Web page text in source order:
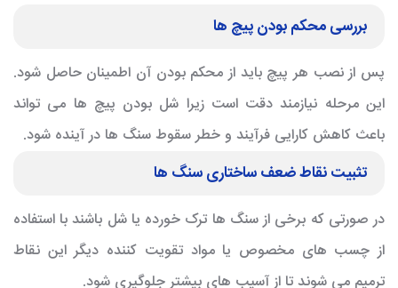
بررسی محکم بودن پیچ ها
پس از نصب هر پیچ باید از محکم بودن آن اطمینان حاصل شود.
این مرحله نیازمند دقت است زیرا شل بودن پیچ ها می تواند
باعث کاهش کارایی فرآیند و خطر سقوط سنگ ها در آینده شود.
تثبیت نقاط ضعف ساختاری سنگ ها
در صورتی که برخی از سنگ ها ترک خورده یا شل باشند با استفاده
از چسب های مخصوص یا مواد تقویت کننده دیگر این نقاط
ترمیم می شوند تا از آسیب های بیشتر جلوگیری شود.